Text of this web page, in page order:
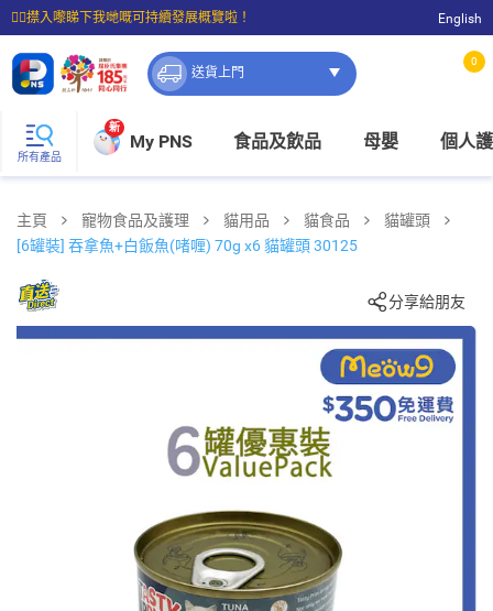
☝🏼㩒入嚟睇下我哋嘅可持續發展概覽啦！
⭐購物滿$399即享免費送貨；滿$100即可免費店取。
English
送貨上門
0
所有產品
新
My PNS 食品及飲品 母嬰 個人
主頁 寵物食品及護理 貓用品 貓食品
貓罐頭
[6罐裝] 吞拿魚+白飯魚(啫喱) 70g x6 貓罐頭 30125
分享給朋友